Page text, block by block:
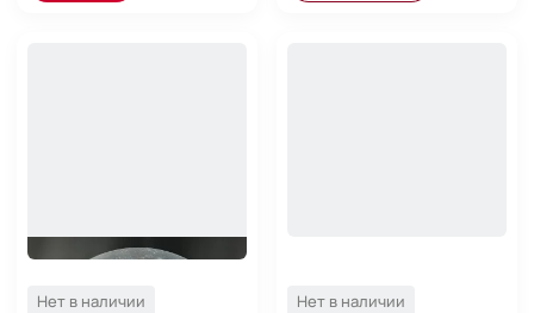
Нет в наличии
Нет в наличии